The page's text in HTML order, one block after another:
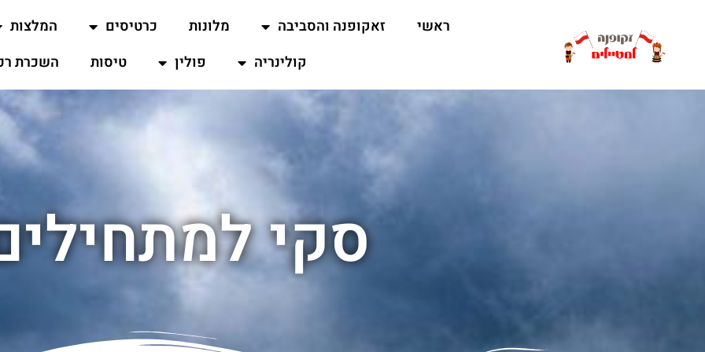
ראשי זאקופנה והסביבה מלונות כרטיסים
המלצות
קולינריה
פולין טיסות השכרת
סקי